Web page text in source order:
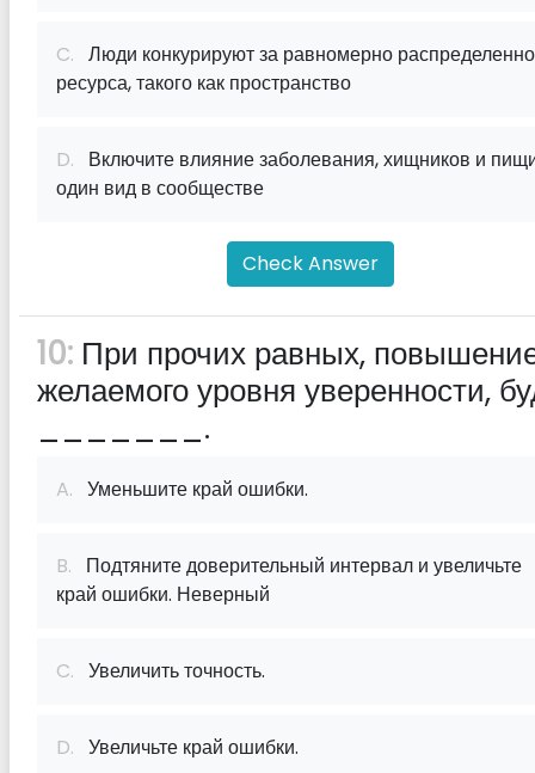
C. Люди конкурируют за равномерно
ресурса, такого как пространство
D. Включите влияние заболевания, хищников и
один вид в сообществе
Check Answer
10: При прочих равных,
желаемого уровня уверенности,
_______.
A. Уменьшите край ошибки.
B. Подтяните доверительный интервал и увеличьте
край ошибки. Неверный
C. Увеличить точность.
D. Увеличьте край ошибки.